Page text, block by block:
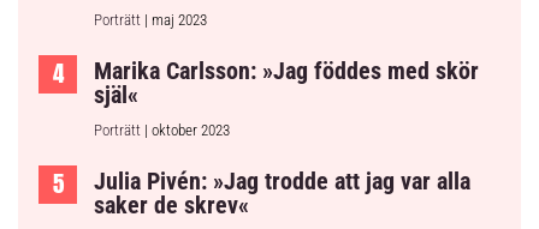
Porträtt | maj 2023
Marika Carlsson: »Jag föddes med skör
själ«
Porträtt | oktober 2023
Julia Pivén: »Jag trodde att jag var alla
saker de skrev«